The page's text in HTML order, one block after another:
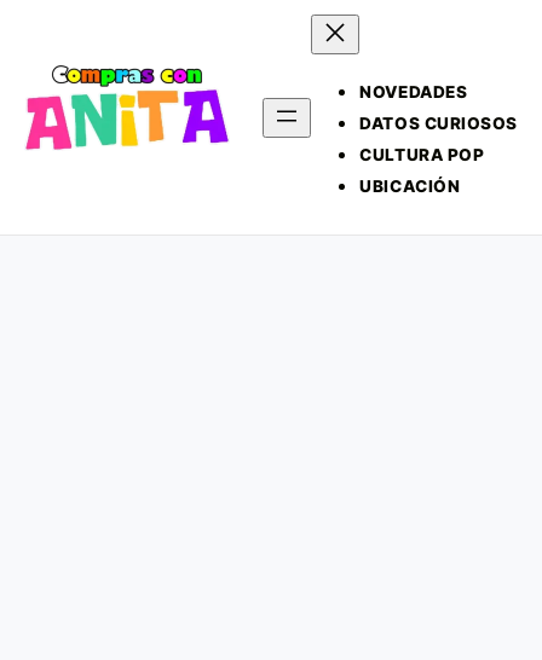
NOVEDADES
DATOS CURIOSOS
CULTURA POP
UBICACIÓN